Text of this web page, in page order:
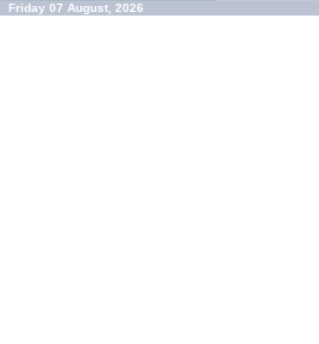
Friday 07 August, 2026